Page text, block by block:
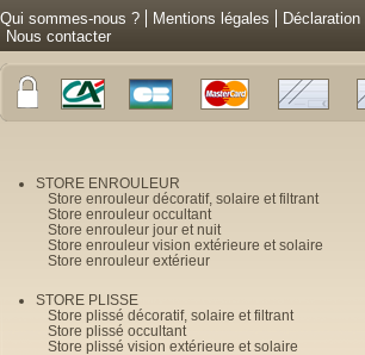
Qui sommes-nous ? Mentions légales
Nous contacter
STORE ENROULEUR
Store enrouleur décoratif, solaire et filtrant
Store enrouleur occultant
Store enrouleur jour et nuit
Store enrouleur vision extérieure et solaire
Store enrouleur extérieur
STORE PLISSE
Store plissé décoratif, solaire et filtrant
Store plissé occultant
Store plissé vision extérieure et solaire